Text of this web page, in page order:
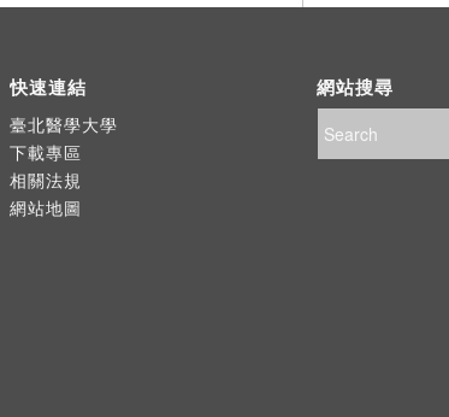
快速連結
臺北醫學大學
下載專區
相關法規
網站地圖
網站搜尋